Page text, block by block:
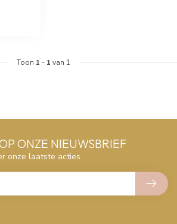
Toon 1 - 1 van 1
ONZE NIEUWSBRIEF
onze laatste acties